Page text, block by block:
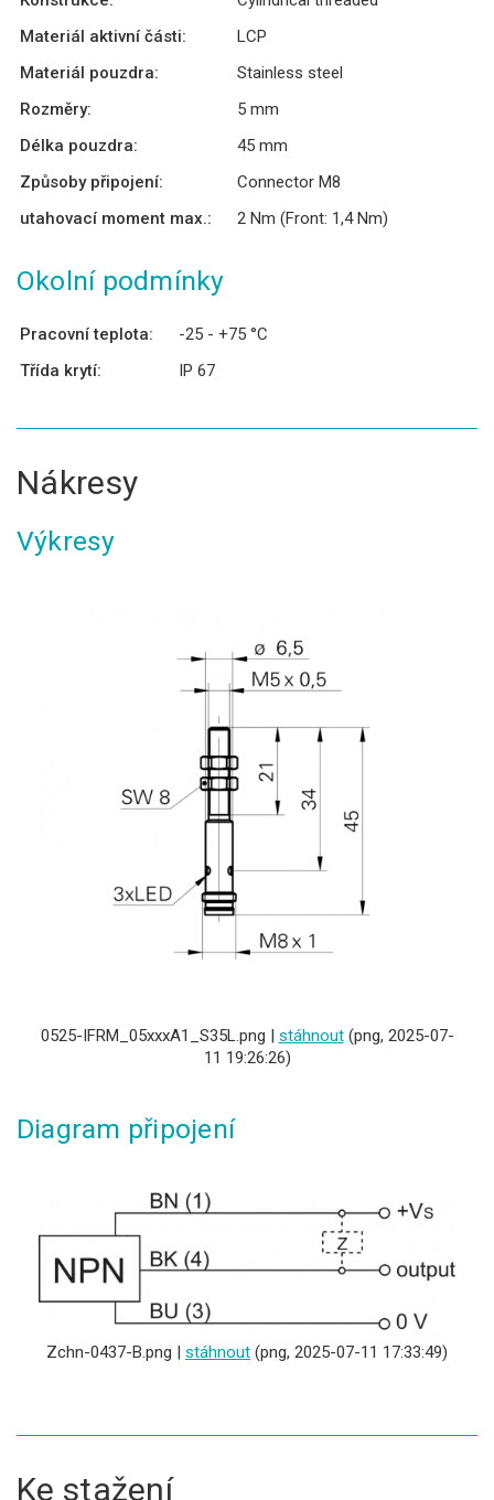
Materiál aktivní části:
LCP
Materiál pouzdra:
Stainless steel
Rozměry:
5 mm
Délka pouzdra:
45 mm
Způsoby připojení:
Connector M8
utahovací moment max.:
2 Nm (Front: 1,4 Nm)
Okolní podmínky
Pracovní teplota:
-25 - +75 °C
Třída krytí:
IP 67
Nákresy
Výkresy
0525-IFRM_05xxxA1_S35L.png | stáhnout(png, 2025-07-
11 19:26:26)
Diagram připojení
Zchn-0437-B.png | stáhnout (png, 2025-07-11 17:33:49)
Ke stažení